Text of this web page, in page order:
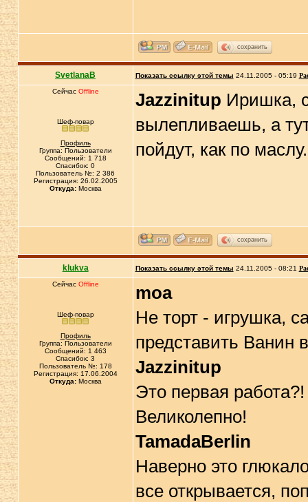
сохранить
SvetlanaB Показать ссылку этой темы 24.11.2005 - 05:19
Сейчас Offline
Шеф-повар
Профиль
Группа: Пользователи
Сообщений: 1 718
Спасибок: 0
Пользователь №: 2 386
Регистрация: 26.02.2005
Откуда:Москва
Jazzinitup Иришка,
вылепливаешь, а
пойдут, как по
сохранить
klukva Показать ссылку этой темы 24.11.2005 - 08:21
Сейчас Offline
Шеф-повар
Профиль
Группа: Пользователи
Сообщений: 1 463
Спасибок: 3
Пользователь №: 178
Регистрация: 17.06.2004
Откуда:Москва
moa
Не торт - игрушка,
представить Ванин
Jazzinitup
Это первая
Великолепно!
TamadaBerlin
Наверно это
все открывается,